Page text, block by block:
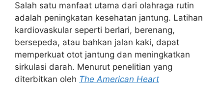
Salah satu manfaat utama dari olahraga rutin
adalah peningkatan kesehatan jantung. Latihan
kardiovaskular seperti berlari, berenang,
bersepeda, atau bahkan jalan kaki, dapat
memperkuat otot jantung dan meningkatkan
sirkulasi darah. Menurut penelitian yang
diterbitkan oleh The American Heart